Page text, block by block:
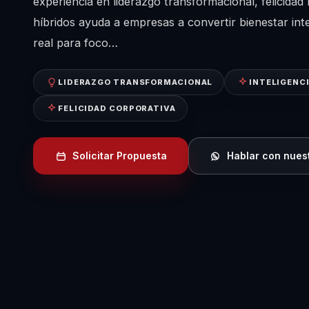
híbridos ayuda a empresas a convertir bienestar
real para foco…
LIDERAZGO TRANSFORMACIONAL
FELICIDAD CORPORATIVA
Solicitar Propuesta Hablar con